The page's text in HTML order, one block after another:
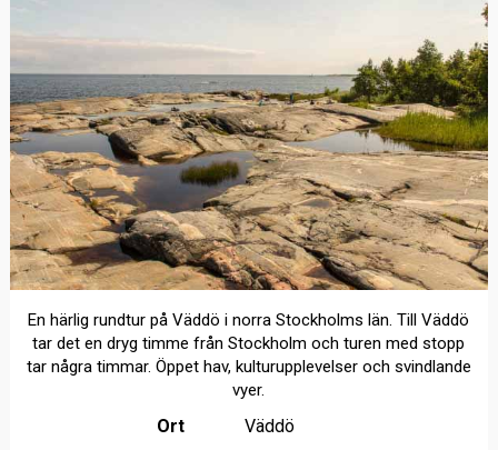
En härlig rundtur på Väddö i norra Stockholms län. Till Väddö
tar det en dryg timme från Stockholm och turen med stopp
tar några timmar. Öppet hav, kulturupplevelser och svindlande
vyer.
Ort Väddö